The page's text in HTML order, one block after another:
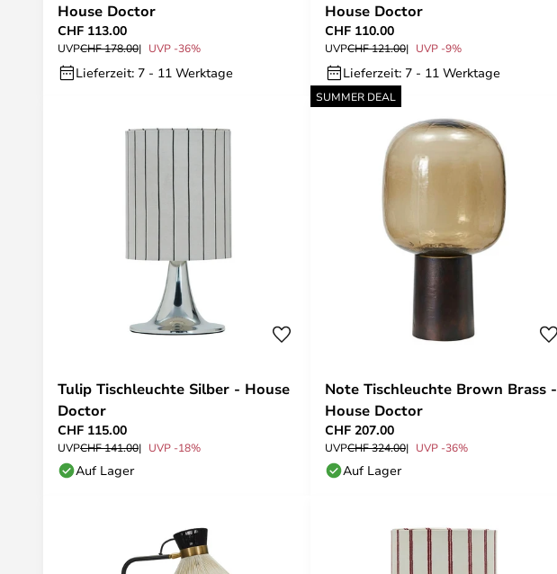
House Doctor
CHF 113.00
UVPCHF 178.00 UVP -36%
Lieferzeit: 7 - 11 Werktage
House Doctor
CHF 110.00
UVPCHF 121.00 UVP -9%
Lieferzeit: 7 - 11 Werktage
Tulip Tischleuchte Silber - House
Doctor
CHF 115.00
UVPCHF 141.00 UVP -18%
Auf Lager
SUMMER DEAL
Note Tischleuchte Brown Brass -
House Doctor
CHF 207.00
UVPCHF 324.00 UVP -36%
Auf Lager